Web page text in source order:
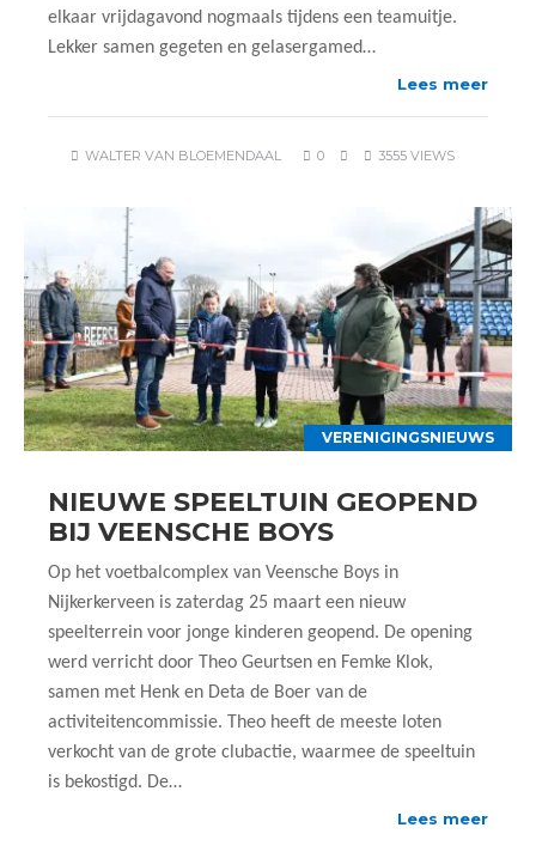
elkaar vrijdagavond nogmaals tijdens een teamuitje.
Lekker samen gegeten en gelasergamed…
Lees meer
WALTER VAN BLOEMENDAAL 0 3555 VIEWS
VERENIGINGSNIEUWS
NIEUWE SPEELTUIN GEOPEND
BIJ VEENSCHE BOYS
Op het voetbalcomplex van Veensche Boys in
Nijkerkerveen is zaterdag 25 maart een nieuw
speelterrein voor jonge kinderen geopend. De opening
werd verricht door Theo Geurtsen en Femke Klok,
samen met Henk en Deta de Boer van de
activiteitencommissie. Theo heeft de meeste loten
verkocht van de grote clubactie, waarmee de speeltuin
is bekostigd. De…
Lees meer